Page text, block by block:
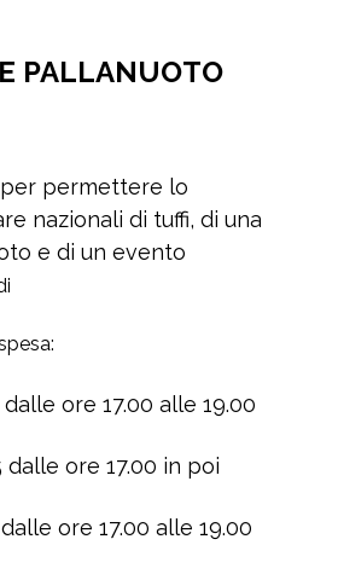
PALLANUOTO
permettere lo
nazionali di tuffi, di una
e di un evento
dalle ore 17.00 alle 19.00
dalle ore 17.00 in poi
ore 17.00 alle 19.00